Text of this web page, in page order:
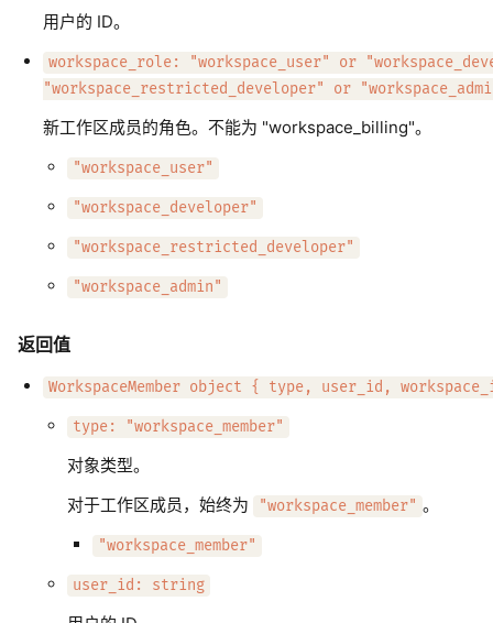
用户的 ID。
workspace_role: "workspace_user" or
"workspace_restricted_developer" or
新工作区成员的角色。不能为 "workspace_billing"。
"workspace_user"
"workspace_developer"
"workspace_restricted_developer"
"workspace_admin"
返回值
WorkspaceMember object { type, user_id,
type: "workspace_member"
对象类型。
对于工作区成员，始终为
"workspace_member" 。
"workspace_member"
user_id: string